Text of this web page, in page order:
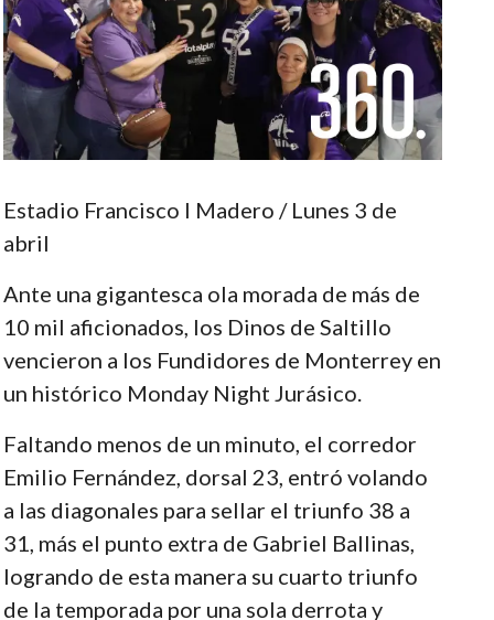
Estadio Francisco I Madero / Lunes 3 de
abril
Ante una gigantesca ola morada de más de
10 mil aficionados, los Dinos de Saltillo
vencieron a los Fundidores de Monterrey en
un histórico Monday Night Jurásico.
Faltando menos de un minuto, el corredor
Emilio Fernández, dorsal 23, entró volando
a las diagonales para sellar el triunfo 38 a
31, más el punto extra de Gabriel Ballinas,
logrando de esta manera su cuarto triunfo
de la temporada por una sola derrota y